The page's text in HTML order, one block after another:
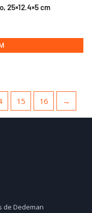
25×12.4×5 cm
15 16 →
de Dedeman